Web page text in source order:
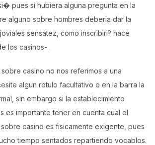
pues si hubiera alguna pregunta en la
alguno sobre hombres deberia dar la
sensatez, como inscribiri? hace
los casinos-.
casino no nos referimos a una
algun rotulo facultativo o en la barra la
sin embargo si la establecimiento
es importante tener en cuenta cual el
casino es fisicamente exigente, pues
tiempo sentados repartiendo vocablos.